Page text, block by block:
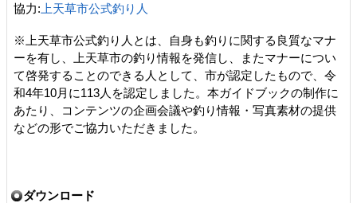
協力: 上天草市公式釣り人
※上天草市公式釣り人とは、自身も釣りに関する良質なマナ
ーを有し、上天草市の釣り情報を発信し、またマナーについ
て啓発することのできる人として、市が認定したもので、令
和4年10月に113人を認定しました。本ガイドブックの制作に
あたり、コンテンツの企画会議や釣り情報・写真素材の提供
などの形でご協力いただきました。
ダウンロード